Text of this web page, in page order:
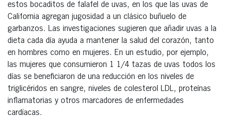
estos bocaditos de falafel de uvas, en los que las uvas de
California agregan jugosidad a un clásico buñuelo de
garbanzos. Las investigaciones sugieren que añadir uvas a la
dieta cada día ayuda a mantener la salud del corazón, tanto
en hombres como en mujeres. En un estudio, por ejemplo,
las mujeres que consumieron 1 1/4 tazas de uvas todos los
días se beneficiaron de una reducción en los niveles de
triglicéridos en sangre, niveles de colesterol LDL, proteínas
inflamatorias y otros marcadores de enfermedades
cardíacas.